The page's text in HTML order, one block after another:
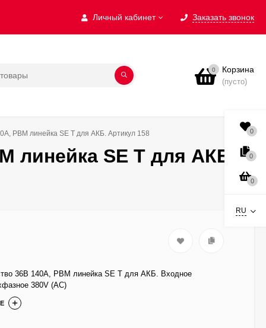
Личный кабинет Заказать звонок
0 Корзина
(пусто)
PBM линейка SE T для АКБ. Артикул 158
линейка SE T для АКБ.
36В 140А, PBM линейка SE T для АКБ. Входное
380V (AC)
0
0
0
RU